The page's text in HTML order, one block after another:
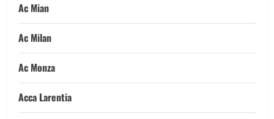
Ac Mian
Ac Milan
Ac Monza
Acca Larentia